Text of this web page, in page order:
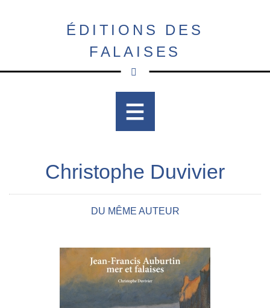
ÉDITIONS DES
FALAISES
Christophe Duvivier
DU MÊME AUTEUR